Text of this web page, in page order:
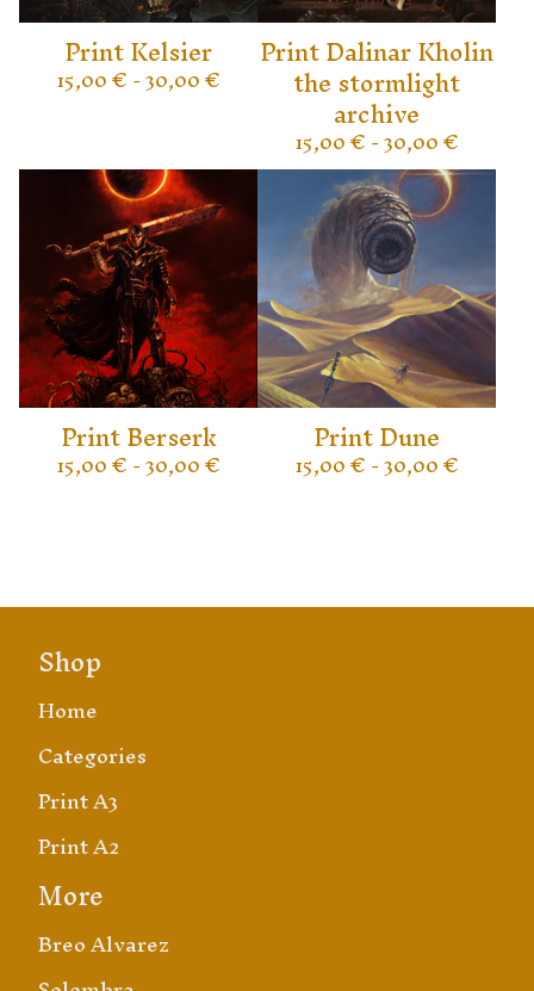
Print Kelsier
15,00€- 30,00€
Print Dalinar Kholin
the stormlight
archive
15,00€- 30,00€
Print Berserk
15,00€- 30,00€
Print Dune
15,00€- 30,00€
Shop
Home
Categories
Print A3
Print A2
More
Breo Alvarez